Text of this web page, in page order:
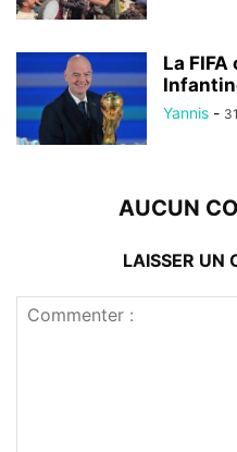
La
Yannis -
AUCUN
LAISSER UN